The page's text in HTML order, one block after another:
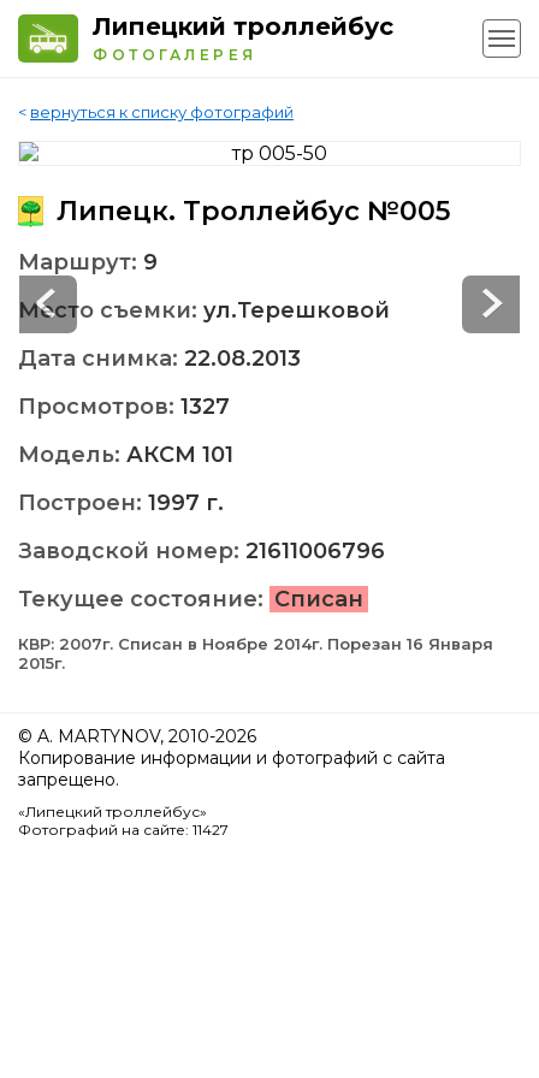
Липецкий троллейбус
ФОТОГАЛЕРЕЯ
< вернуться к списку фотографий
Липецк. Троллейбус №005
Маршрут: 9
Место съемки: ул.Терешковой
Дата снимка: 22.08.2013
Просмотров: 1327
Модель: АКСМ 101
Построен: 1997 г.
Заводской номер: 21611006796
Текущее состояние: Списан
КВР: 2007г. Списан в Ноябре 2014г. Порезан 16 Января
2015г.
© A. MARTYNOV, 2010-2026
Копирование информации и фотографий с сайта
запрещено.
«Липецкий троллейбус»
Фотографий на сайте: 11427